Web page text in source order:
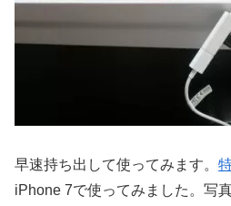
早速持ち出して使ってみます。
iPhone 7で使ってみました。写